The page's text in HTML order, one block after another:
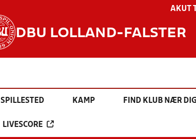
AKUT
DBU LOLLAND-FALSTER
SPILLESTED KAMP FIND KLUB NÆR
LIVESCORE